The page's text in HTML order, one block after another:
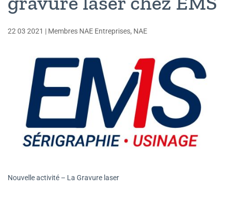
22 03 2021 | Membres NAE Entreprises, NAE
Nouvelle activité – La Gravure laser